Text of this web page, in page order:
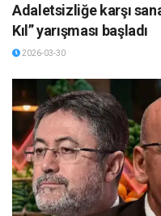
Adaletsizliğe karşı
Kıl” yarışması başladı
2026-03-30